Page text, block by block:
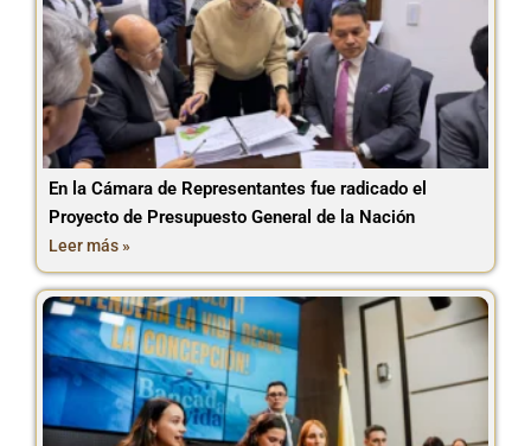
En la Cámara de Representantes fue radicado el
Proyecto de Presupuesto General de la Nación
Leer más »